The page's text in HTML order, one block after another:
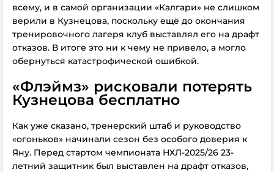
всему, и в самой организации «Калгари» не слишком
верили в Кузнецова, поскольку ещё до окончания
тренировочного лагеря клуб выставлял его на драфт
отказов. В итоге это ни к чему не привело, а могло
обернуться катастрофической ошибкой.
«Флэймз» рисковали потерять
Кузнецова бесплатно
Как уже сказано, тренерский штаб и руководство
«огоньков» начинали сезон без особого доверия к
Яну. Перед стартом чемпионата НХЛ-2025/26 23-
летний защитник был выставлен на драфт отказов,